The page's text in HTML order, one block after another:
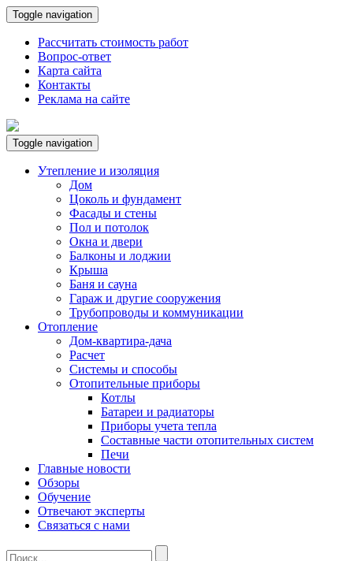
Toggle navigation
Рассчитать стоимость работ
Вопрос-ответ
Карта сайта
Контакты
Реклама на сайте
Toggle navigation
Утепление и изоляция
Дом
Цоколь и фундамент
Фасады и стены
Пол и потолок
Окна и двери
Балконы и лоджии
Крыша
Баня и сауна
Гараж и другие сооружения
Трубопроводы и коммуникации
Отопление
Дом-квартира-дача
Расчет
Системы и способы
Отопительные приборы
Котлы
Батареи и радиаторы
Приборы учета тепла
Составные части отопительных систем
Печи
Главные новости
Обзоры
Обучение
Отвечают эксперты
Связаться с нами